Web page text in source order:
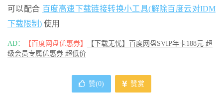
可以配合 百度高速下载链接转换小工具(解除百度云对IDM
下载限制) 使用
AD： 【百度网盘优惠券】
【下载无忧】百度网盘SVIP年卡188元 超
级会员专属优惠券 超低价
赞(0) 赞赏